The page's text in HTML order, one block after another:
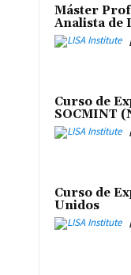
Máster
Analista de
Curso de
SOCMINT
Curso de
Unidos